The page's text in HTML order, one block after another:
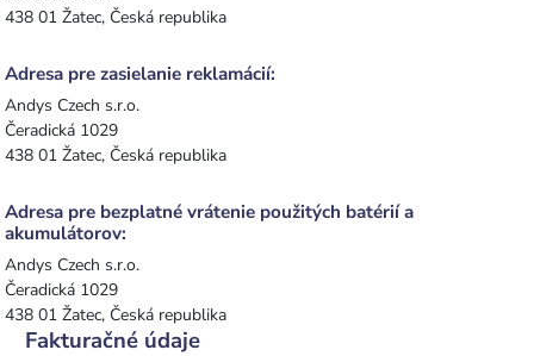
438 01 Žatec, Česká republika
Adresa pre zasielanie reklamácií:
Andys Czech s.r.o.
Čeradická 1029
438 01 Žatec, Česká republika
Adresa pre bezplatné vrátenie použitých batérií a
akumulátorov:
Andys Czech s.r.o.
Čeradická 1029
438 01 Žatec, Česká republika
Fakturačné údaje